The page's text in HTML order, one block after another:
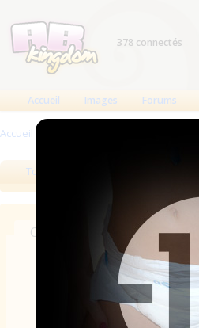
378 connectés
Accueil Images Forums
Accueil >
Tous les produits
Chercher dans les revendeurs
Nom